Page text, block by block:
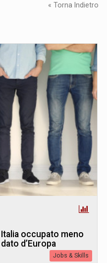
« Torna Indietro
occupato meno
d’Europa
Jobs & Skills